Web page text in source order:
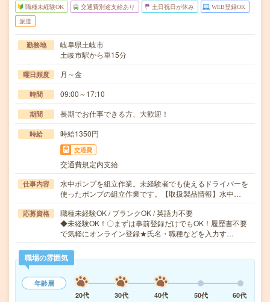
職種未経験OK 交通費別途支給あり 土日祝日が休み WEB登録OK
派遣
勤務地
岐阜県土岐市
土岐市駅から車15分
曜日頻度 月～金
時間 09:00～17:10
期間 長期でお仕事できる方、大歓迎！
時給 時給1350円
交通費
交通費規定内支給
仕事内容
水中ポンプを組立作業。未経験者でも使えるドライバーを
使ったポンプの組立作業です。【取扱製品情報】水中…
応募資格
職種未経験OK / ブランクOK / 英語力不要
◆未経験OK！〇まずは事前登録だけでもOK！履歴書不要
で気軽にオンライン登録★氏名・職種などを入力す…
職場の雰囲気
年齢層
20代
30代 40代 50代 60代